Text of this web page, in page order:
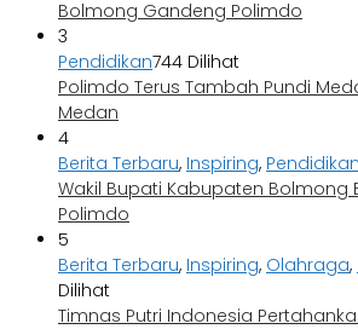
Bolmong Gandeng Polimdo
3
Pendidikan744 Dilihat
Polimdo Terus Tambah Pundi
Medan
4
Berita Terbaru, Inspiring, Pendidikan
Wakil Bupati Kabupaten Bolmong
Polimdo
5
Berita Terbaru, Inspiring, Olahraga,
Dilihat
Timnas Putri Indonesia